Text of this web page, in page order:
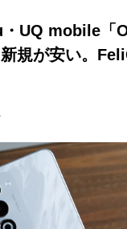
・UQ mobile「
規が安い。